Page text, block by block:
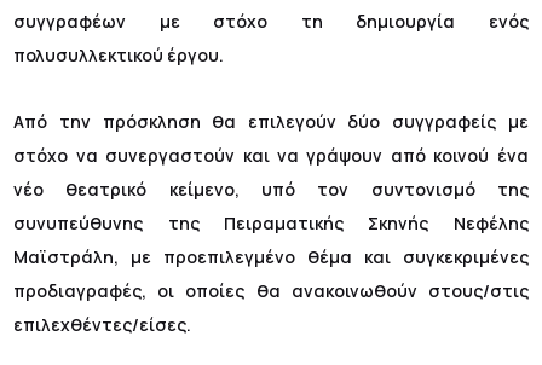
συγγραφέων με στόχο τη δημιουργία ενός
πολυσυλλεκτικού έργου.
Από την πρόσκληση θα επιλεγούν δύο συγγραφείς με
στόχο να συνεργαστούν και να γράψουν από κοινού ένα
νέο θεατρικό κείμενο, υπό τον συντονισμό της
συνυπεύθυνης της Πειραματικής Σκηνής Νεφέλης
Μαϊστράλη, με προεπιλεγμένο θέμα και συγκεκριμένες
προδιαγραφές, οι οποίες θα ανακοινωθούν στους/στις
επιλεχθέντες/είσες.